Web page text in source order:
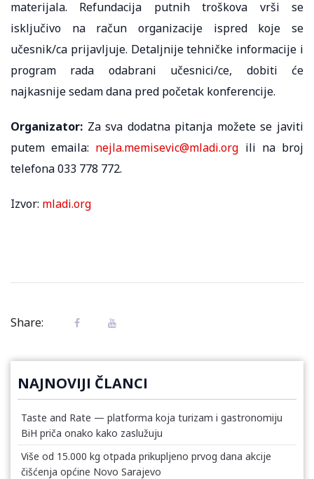
materijala. Refundacija putnih troškova vrši se
isključivo na račun organizacije ispred koje se
učesnik/ca prijavljuje. Detaljnije tehničke informacije i
program rada odabrani učesnici/ce, dobiti će
najkasnije sedam dana pred početak konferencije.
Organizator: Za sva dodatna pitanja možete se javiti
putem emaila: nejla.memisevic@mladi.org ili na broj
telefona 033 778 772.
Izvor: mladi.org
Share:
NAJNOVIJI ČLANCI
Taste and Rate — platforma koja turizam i gastronomiju
BiH priča onako kako zaslužuju
Više od 15.000 kg otpada prikupljeno prvog dana akcije
čišćenja općine Novo Sarajevo